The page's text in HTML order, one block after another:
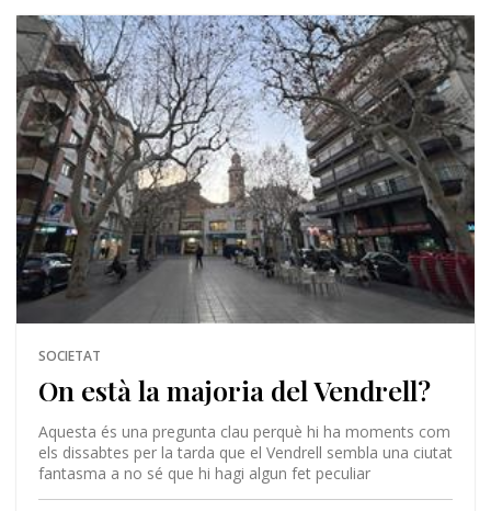
SOCIETAT
On està la majoria del Vendrell?
Aquesta és una pregunta clau perquè hi ha moments com
els dissabtes per la tarda que el Vendrell sembla una ciutat
fantasma a no sé que hi hagi algun fet peculiar